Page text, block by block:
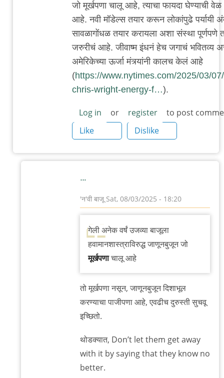
जो मूर्खपणा चालू आहे, त्याचा फायदा घेण्याची
आहे. नवी मॉडेल्स तयार करून लोकांपुढे पर्यायी
सावळागोंधळ तयार करायला अशा संस्था पूर्णपणे
जरुरीचं आहे. जीवाष्म इंधनं हेच जगाचं भवितव्य
अमेरिकेच्या ऊर्जा मंत्र्यांनी कालच केलं आहे
(https://www.nytimes.com/2025/03/
chris-wright-energy-f…).
Log in or register
to post
Like
Dislike
…
'न'वी बाजू Sat, 08/03/2025 - 18:20
In
reply
to
NOAA
उमेश
घोडके
गेली अनेक वर्षं उजव्या बाजूला
हवामानशास्त्राविरुद्ध जाणूनबुजून जो
मूर्खपणाचालू आहे
तो मूर्खपणा नसून, जाणूनबुजून दिशाभूल
करण्याचा पाजीपणा आहे, एवढीच दुरुस्ती सुचवू
इच्छितो.
थोडक्यात, Don’t let them get away
with it by saying that they know no
better.